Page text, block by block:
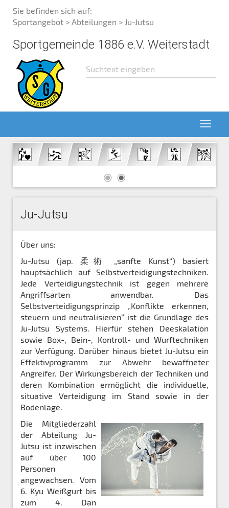
Sie befinden sich auf:
Sportangebot > Abteilungen > Ju-Jutsu
Sportgemeinde 1886 e.V. Weiterstadt
Ju-Jutsu
Über uns:
Ju-Jutsu (jap. 柔術 „sanfte Kunst“) basiert
hauptsächlich auf Selbstverteidigungstechniken.
Jede Verteidigungstechnik ist gegen mehrere
Angriffsarten anwendbar. Das
Selbstverteidigungsprinzip „Konflikte erkennen,
steuern und neutralisieren“ ist die Grundlage des
Ju-Jutsu Systems. Hierfür stehen Deeskalation
sowie Box-, Bein-, Kontroll- und Wurftechniken
zur Verfügung. Darüber hinaus bietet Ju-Jutsu ein
Effektivprogramm zur Abwehr bewaffneter
Angreifer. Der Wirkungsbereich der Techniken und
deren Kombination ermöglicht die individuelle,
situative Verteidigung im Stand sowie in der
Bodenlage.
Die Mitgliederzahl
der Abteilung Ju-
Jutsu ist inzwischen
auf über 100
Personen
angewachsen. Vom
6. Kyu Weißgurt bis
zum 4. Dan